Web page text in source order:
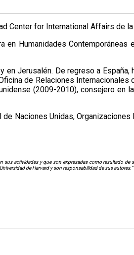
Center for International Affairs de
Humanidades
Jerusalén. De regreso a
de Relaciones
(2009-2010), consejero en
Naciones Unidas,
actividades y que son expresadas como resultado
de Harvard y son responsabilidad de sus autores.”